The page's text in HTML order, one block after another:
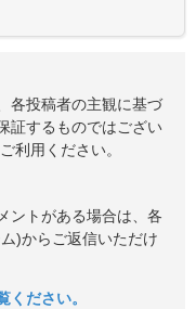
各投稿者の主観に基づ
証するものではござい
利用ください。
ントがある場合は、各
)からご返信いただけ
ださい。